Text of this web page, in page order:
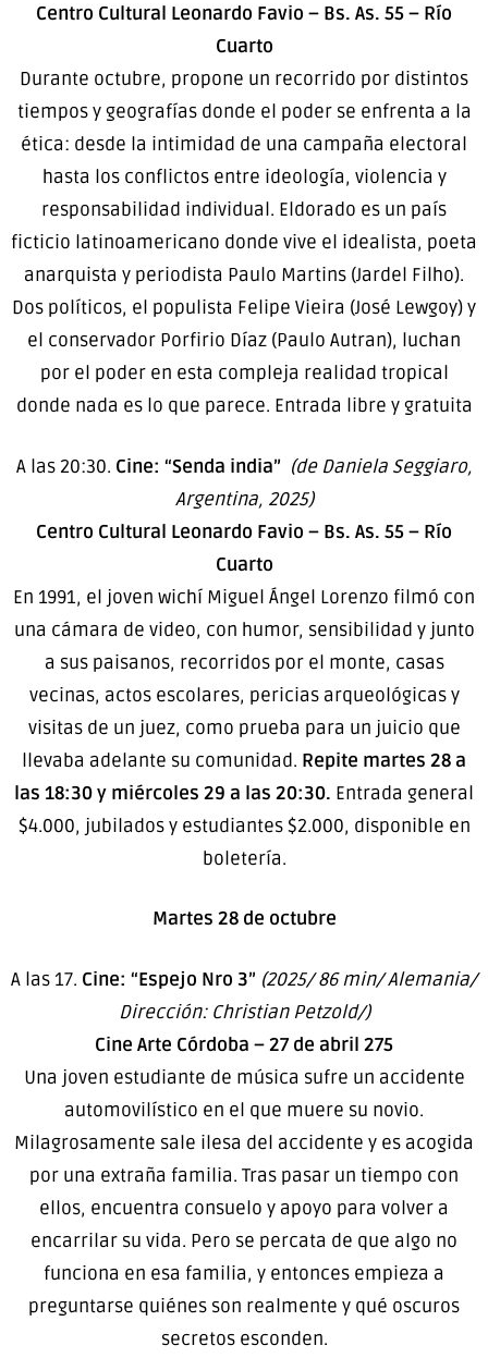
Centro Cultural Leonardo Favio – Bs. As. 55 – Río
Cuarto
Durante octubre, propone un recorrido por distintos
tiempos y geografías donde el poder se enfrenta a la
ética: desde la intimidad de una campaña electoral
hasta los conflictos entre ideología, violencia y
responsabilidad individual. Eldorado es un país
ficticio latinoamericano donde vive el idealista, poeta
anarquista y periodista Paulo Martins (Jardel Filho).
Dos políticos, el populista Felipe Vieira (José Lewgoy) y
el conservador Porfirio Díaz (Paulo Autran), luchan
por el poder en esta compleja realidad tropical
donde nada es lo que parece. Entrada libre y gratuita
A las 20:30. Cine: “Senda india” (de Daniela Seggiaro,
Argentina, 2025)
Centro Cultural Leonardo Favio – Bs. As. 55 – Río
Cuarto
En 1991, el joven wichí Miguel Ángel Lorenzo filmó con
una cámara de video, con humor, sensibilidad y junto
a sus paisanos, recorridos por el monte, casas
vecinas, actos escolares, pericias arqueológicas y
visitas de un juez, como prueba para un juicio que
llevaba adelante su comunidad. Repite martes 28 a
las 18:30 y miércoles 29 a las 20:30. Entrada general
$4.000, jubilados y estudiantes $2.000, disponible en
boletería.
Martes 28 de octubre
A las 17. Cine: “Espejo Nro 3” (2025/ 86 min/ Alemania/
Dirección: Christian Petzold/)
Cine Arte Córdoba – 27 de abril 275
Una joven estudiante de música sufre un accidente
automovilístico en el que muere su novio.
Milagrosamente sale ilesa del accidente y es acogida
por una extraña familia. Tras pasar un tiempo con
ellos, encuentra consuelo y apoyo para volver a
encarrilar su vida. Pero se percata de que algo no
funciona en esa familia, y entonces empieza a
preguntarse quiénes son realmente y qué oscuros
secretos esconden.